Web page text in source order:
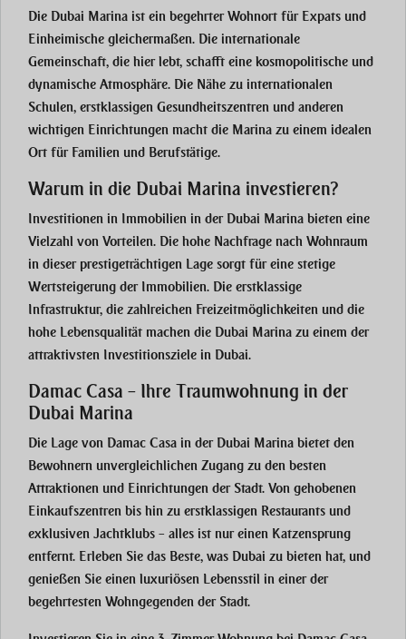
Die Dubai Marina ist ein begehrter Wohnort für Expats und
Einheimische gleichermaßen. Die internationale
Gemeinschaft, die hier lebt, schafft eine kosmopolitische und
dynamische Atmosphäre. Die Nähe zu internationalen
Schulen, erstklassigen Gesundheitszentren und anderen
wichtigen Einrichtungen macht die Marina zu einem idealen
Ort für Familien und Berufstätige.
Warum in die Dubai Marina investieren?
Investitionen in Immobilien in der Dubai Marina bieten eine
Vielzahl von Vorteilen. Die hohe Nachfrage nach Wohnraum
in dieser prestigeträchtigen Lage sorgt für eine stetige
Wertsteigerung der Immobilien. Die erstklassige
Infrastruktur, die zahlreichen Freizeitmöglichkeiten und die
hohe Lebensqualität machen die Dubai Marina zu einem der
attraktivsten Investitionsziele in Dubai.
Damac Casa – Ihre Traumwohnung in der
Dubai Marina
Die Lage von Damac Casa in der Dubai Marina bietet den
Bewohnern unvergleichlichen Zugang zu den besten
Attraktionen und Einrichtungen der Stadt. Von gehobenen
Einkaufszentren bis hin zu erstklassigen Restaurants und
exklusiven Jachtklubs – alles ist nur einen Katzensprung
entfernt. Erleben Sie das Beste, was Dubai zu bieten hat, und
genießen Sie einen luxuriösen Lebensstil in einer der
begehrtesten Wohngegenden der Stadt.